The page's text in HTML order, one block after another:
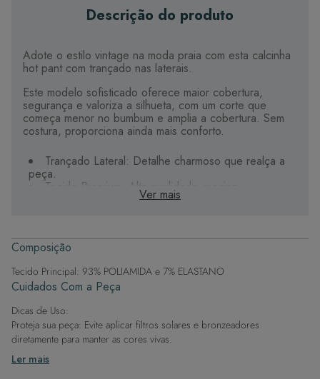
Descrição do produto
Adote o estilo vintage na moda praia com esta calcinha
hot pant com trançado nas laterais.
Este modelo sofisticado oferece maior cobertura,
segurança e valoriza a silhueta, com um corte que
começa menor no bumbum e amplia a cobertura. Sem
costura, proporciona ainda mais conforto.
Trançado Lateral: Detalhe charmoso que realça a
peça.
Tecido Premium: Alta qualidade, maciez,
durabilidade e secagem rápida. O forro é duplo, feito
interna, proporcionando ainda mais conforto.
Exclusividade: Detalhes personalizados que tornam
sua peça única.
A escolha certa para aproveitar o calor com beleza e
bem-estar.
Ver mais
Composição
Tecido Principal: 93% POLIAMIDA e 7% ELASTANO
Cuidados Com a Peça
Dicas de Uso:
Proteja sua peça: Evite aplicar filtros solares e bronzeadores
diretamente para manter as cores vivas.
Após a piscina: Lembre-se de que o cloro pode desgastar o tecido,
então enxague após sair da água.
Ler mais